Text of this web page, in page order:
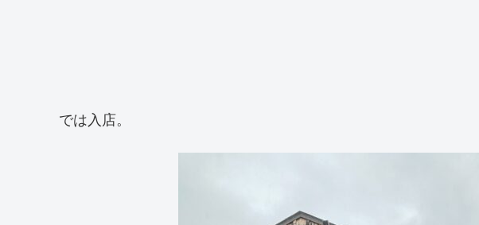
では入店。